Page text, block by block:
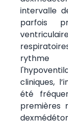
intervalle
parfois
rythme
cliniques,
été
premières